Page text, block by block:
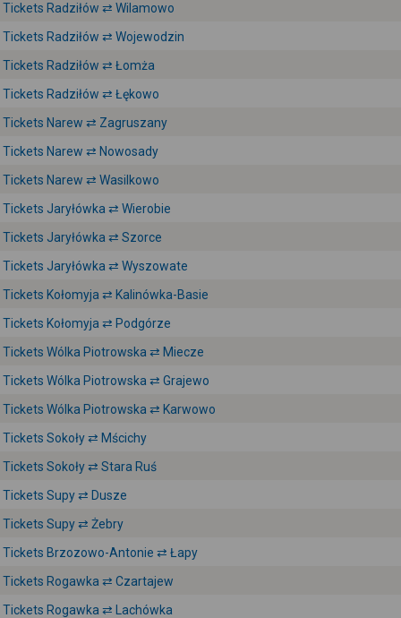
Tickets Radziłów ⇄ Wilamowo
Tickets Radziłów ⇄ Wojewodzin
Tickets Radziłów ⇄ Łomża
Tickets Radziłów ⇄ Łękowo
Tickets Narew ⇄ Zagruszany
Tickets Narew ⇄ Nowosady
Tickets Narew ⇄ Wasilkowo
Tickets Jaryłówka ⇄ Wierobie
Tickets Jaryłówka ⇄ Szorce
Tickets Jaryłówka ⇄ Wyszowate
Tickets Kołomyja ⇄ Kalinówka-Basie
Tickets Kołomyja ⇄ Podgórze
Tickets Wólka Piotrowska ⇄ Miecze
Tickets Wólka Piotrowska ⇄ Grajewo
Tickets Wólka Piotrowska ⇄ Karwowo
Tickets Sokoły ⇄ Mścichy
Tickets Sokoły ⇄ Stara Ruś
Tickets Supy ⇄ Dusze
Tickets Supy ⇄ Żebry
Tickets Brzozowo-Antonie ⇄ Łapy
Tickets Rogawka ⇄ Czartajew
Tickets Rogawka ⇄ Lachówka